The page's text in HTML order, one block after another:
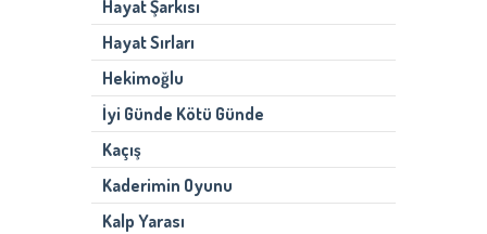
Hayat Şarkısı
Hayat Sırları
Hekimoğlu
İyi Günde Kötü Günde
Kaçış
Kaderimin Oyunu
Kalp Yarası